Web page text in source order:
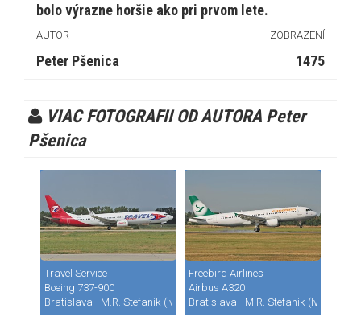
bolo výrazne horšie ako pri prvom lete.
AUTOR ZOBRAZENÍ
Peter Pšenica 1475
VIAC FOTOGRAFII OD AUTORA Peter
Pšenica
Travel Service
Boeing 737-900
Bratislava - M.R. Stefanik (Ivanka) (BTS / LZIB)
Freebird Airlines
Airbus A320
Bratislava - M.R. Stefanik (Ivanka)